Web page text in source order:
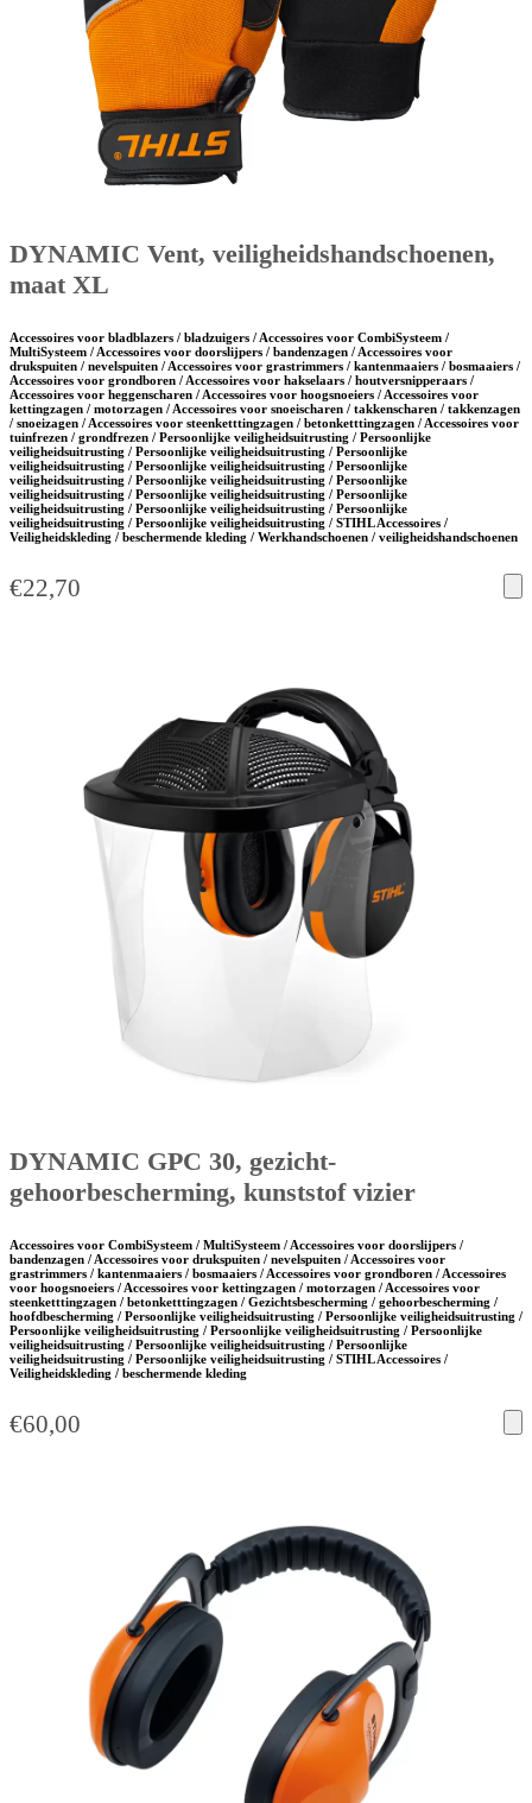
DYNAMIC Vent, veiligheidshandschoenen,
maat XL
Accessoires voor bladblazers / bladzuigers / Accessoires voor CombiSysteem /
MultiSysteem / Accessoires voor doorslijpers / bandenzagen / Accessoires voor
drukspuiten / nevelspuiten / Accessoires voor grastrimmers / kantenmaaiers / bosmaaiers /
Accessoires voor grondboren / Accessoires voor hakselaars / houtversnipperaars /
Accessoires voor heggenscharen / Accessoires voor hoogsnoeiers / Accessoires voor
kettingzagen / motorzagen / Accessoires voor snoeischaren / takkenscharen / takkenzagen
/ snoeizagen / Accessoires voor steenketttingzagen / betonketttingzagen / Accessoires voor
tuinfrezen / grondfrezen / Persoonlijke veiligheidsuitrusting / Persoonlijke
veiligheidsuitrusting / Persoonlijke veiligheidsuitrusting / Persoonlijke
veiligheidsuitrusting / Persoonlijke veiligheidsuitrusting / Persoonlijke
veiligheidsuitrusting / Persoonlijke veiligheidsuitrusting / Persoonlijke
veiligheidsuitrusting / Persoonlijke veiligheidsuitrusting / Persoonlijke
veiligheidsuitrusting / Persoonlijke veiligheidsuitrusting / Persoonlijke
veiligheidsuitrusting / Persoonlijke veiligheidsuitrusting / STIHL Accessoires /
Veiligheidskleding / beschermende kleding / Werkhandschoenen / veiligheidshandschoenen
€22,70
DYNAMIC GPC 30, gezicht-
gehoorbescherming, kunststof vizier
Accessoires voor CombiSysteem / MultiSysteem / Accessoires voor doorslijpers /
bandenzagen / Accessoires voor drukspuiten / nevelspuiten / Accessoires voor
grastrimmers / kantenmaaiers / bosmaaiers / Accessoires voor grondboren / Accessoires
voor hoogsnoeiers / Accessoires voor kettingzagen / motorzagen / Accessoires voor
steenketttingzagen / betonketttingzagen / Gezichtsbescherming / gehoorbescherming /
hoofdbescherming / Persoonlijke veiligheidsuitrusting / Persoonlijke veiligheidsuitrusting /
Persoonlijke veiligheidsuitrusting / Persoonlijke veiligheidsuitrusting / Persoonlijke
veiligheidsuitrusting / Persoonlijke veiligheidsuitrusting / Persoonlijke
veiligheidsuitrusting / Persoonlijke veiligheidsuitrusting / STIHL Accessoires /
Veiligheidskleding / beschermende kleding
€60,00